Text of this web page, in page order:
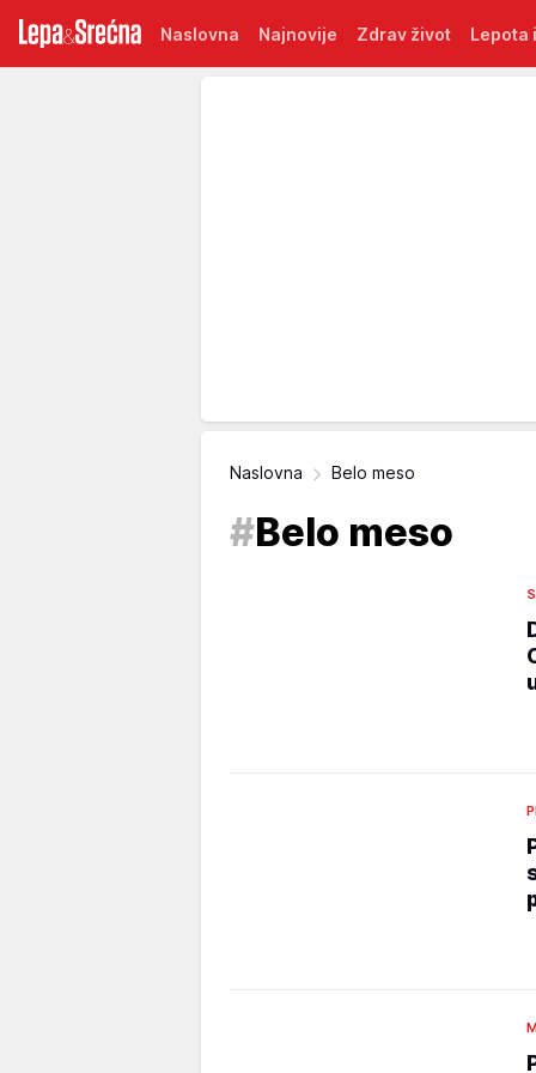
Naslovna Najnovije Zdrav život Lepota
Naslovna Belo meso
#Belo meso